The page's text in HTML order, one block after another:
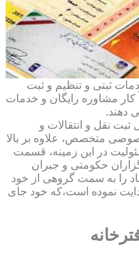
ثبتی و تنظیم و ثبت
کار مشاوره رایگان و خدمات
دهند.
نقل و انتقالات و
متخصص، علاوه بر بالا
در این زمینه، قسمت
حکومتی و جبران
را به سمت گروهی از خود
نموده است،که خود جای